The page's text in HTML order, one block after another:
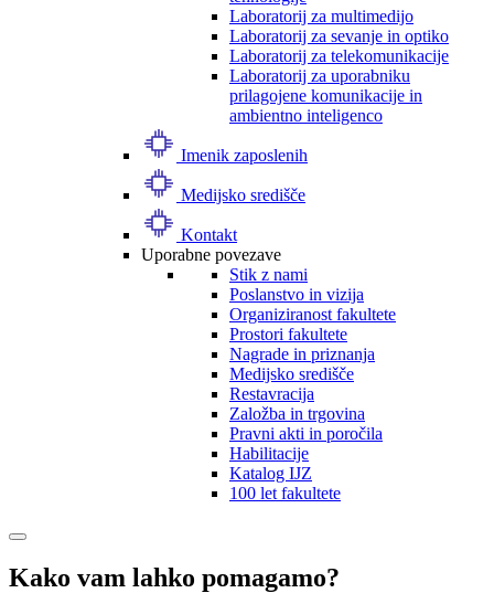
Laboratorij za multimedijo
Laboratorij za sevanje in optiko
Laboratorij za telekomunikacije
Laboratorij za uporabniku
prilagojene komunikacije in
ambientno inteligenco
Imenik zaposlenih
Medijsko središče
Kontakt
Uporabne povezave
Stik z nami
Poslanstvo in vizija
Organiziranost fakultete
Prostori fakultete
Nagrade in priznanja
Medijsko središče
Restavracija
Založba in trgovina
Pravni akti in poročila
Habilitacije
Katalog IJZ
100 let fakultete
Kako vam lahko pomagamo?